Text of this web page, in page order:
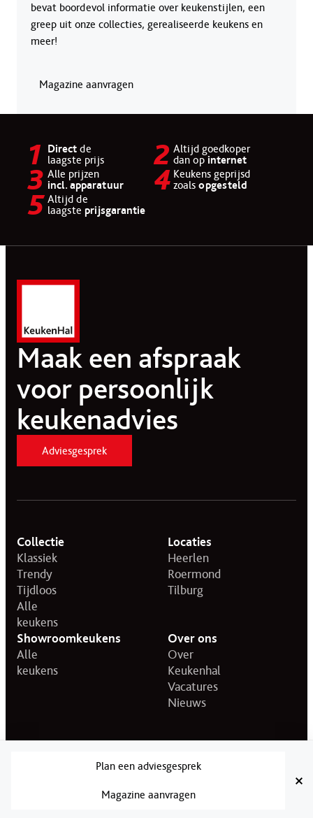
bevat boordevol informatie over keukenstijlen, een
greep uit onze collecties, gerealiseerde keukens en
meer!
Magazine aanvragen
Direct de
laagste prijs
Altijd goedkoper
dan op internet
Alle prijzen
incl. apparatuur
Keukens geprijsd
zoals opgesteld
Altijd de
laagste prijsgarantie
Plan een adviesgesprek
Magazine aanvragen
Maak een afspraak
voor persoonlijk
keukenadvies
Adviesgesprek
Collectie
Klassiek
Trendy
Tijdloos
Alle
keukens
Locaties
Heerlen
Roermond
Tilburg
Showroomkeukens
Alle
keukens
Over ons
Over
Keukenhal
Vacatures
Nieuws
Privacy statementDisclaimer